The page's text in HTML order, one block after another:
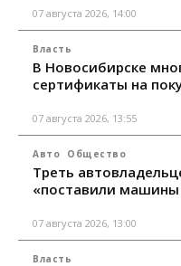
07 августа 2026, 14:00
Власть
В Новосибирске
сертификаты на
07 августа 2026, 13:55
Авто Общество
Треть
«поставили машины
07 августа 2026, 13:00
Власть